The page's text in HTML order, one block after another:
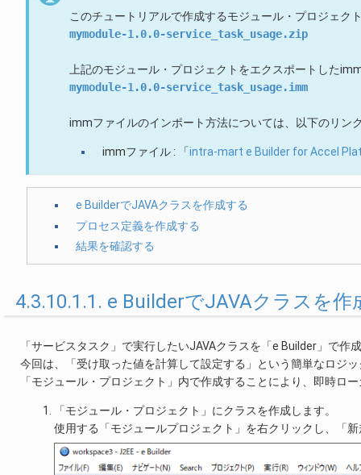
このチュートリアルで作成するモジュール・プロジェク
mymodule-1.0.0-service_task_usage.zip
上記のモジュール・プロジェクトをエクスポートした
mymodule-1.0.0-service_task_usage.imm
immファイルのインポート方法については、以下のリン
immファイル : 「intra-mart e Builder for Accel
e BuilderでJAVAクラスを作成する
プロセス定義を作成する
結果を確認する
4.3.10.1.1. e BuilderでJAVAクラスを作
「サービスタスク」で実行したいJAVAクラスを「e Builder」で作
今回は、「受け取った値を計算して設定する」という簡単なロジ
「モジュール・プロジェクト」内で作成することにより、即時ロ
「モジュール・プロジェクト」にクラスを作成します。
使用する「モジュールプロジェクト」を右クリックし、「